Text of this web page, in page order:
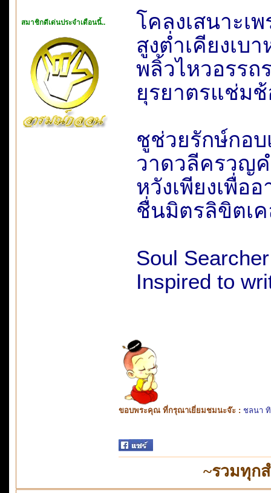
สมาชิกดีเด่นประจำเดือนนี้..
โคลงเสนาะเ
สูงต่ำเคียง
พลิ้วไหวอรร
ยุรยาตรแช่
ชูช่วยรักษ์ก
วาดวลีคร
หวังเพียงเ
ชื่นมิตรลิขิต
Soul Searcher
Inspired to
ขอบพระคุณ ที่กรุณาเยี่ยมชมนะจ๊ะ : ชลนา
~รวมทุก